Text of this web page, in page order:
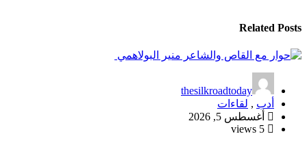
Related Posts
thesilkroadtoday
أدب , لقاءات
أغسطس 5, 2026